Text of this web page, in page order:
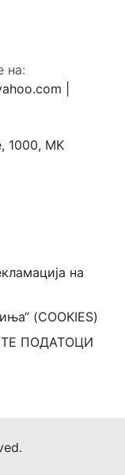
на:
1000, MK
на
(COOKIES)
ПОДАТОЦИ